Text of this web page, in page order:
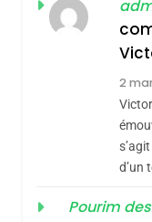
2
d’un
Pourim